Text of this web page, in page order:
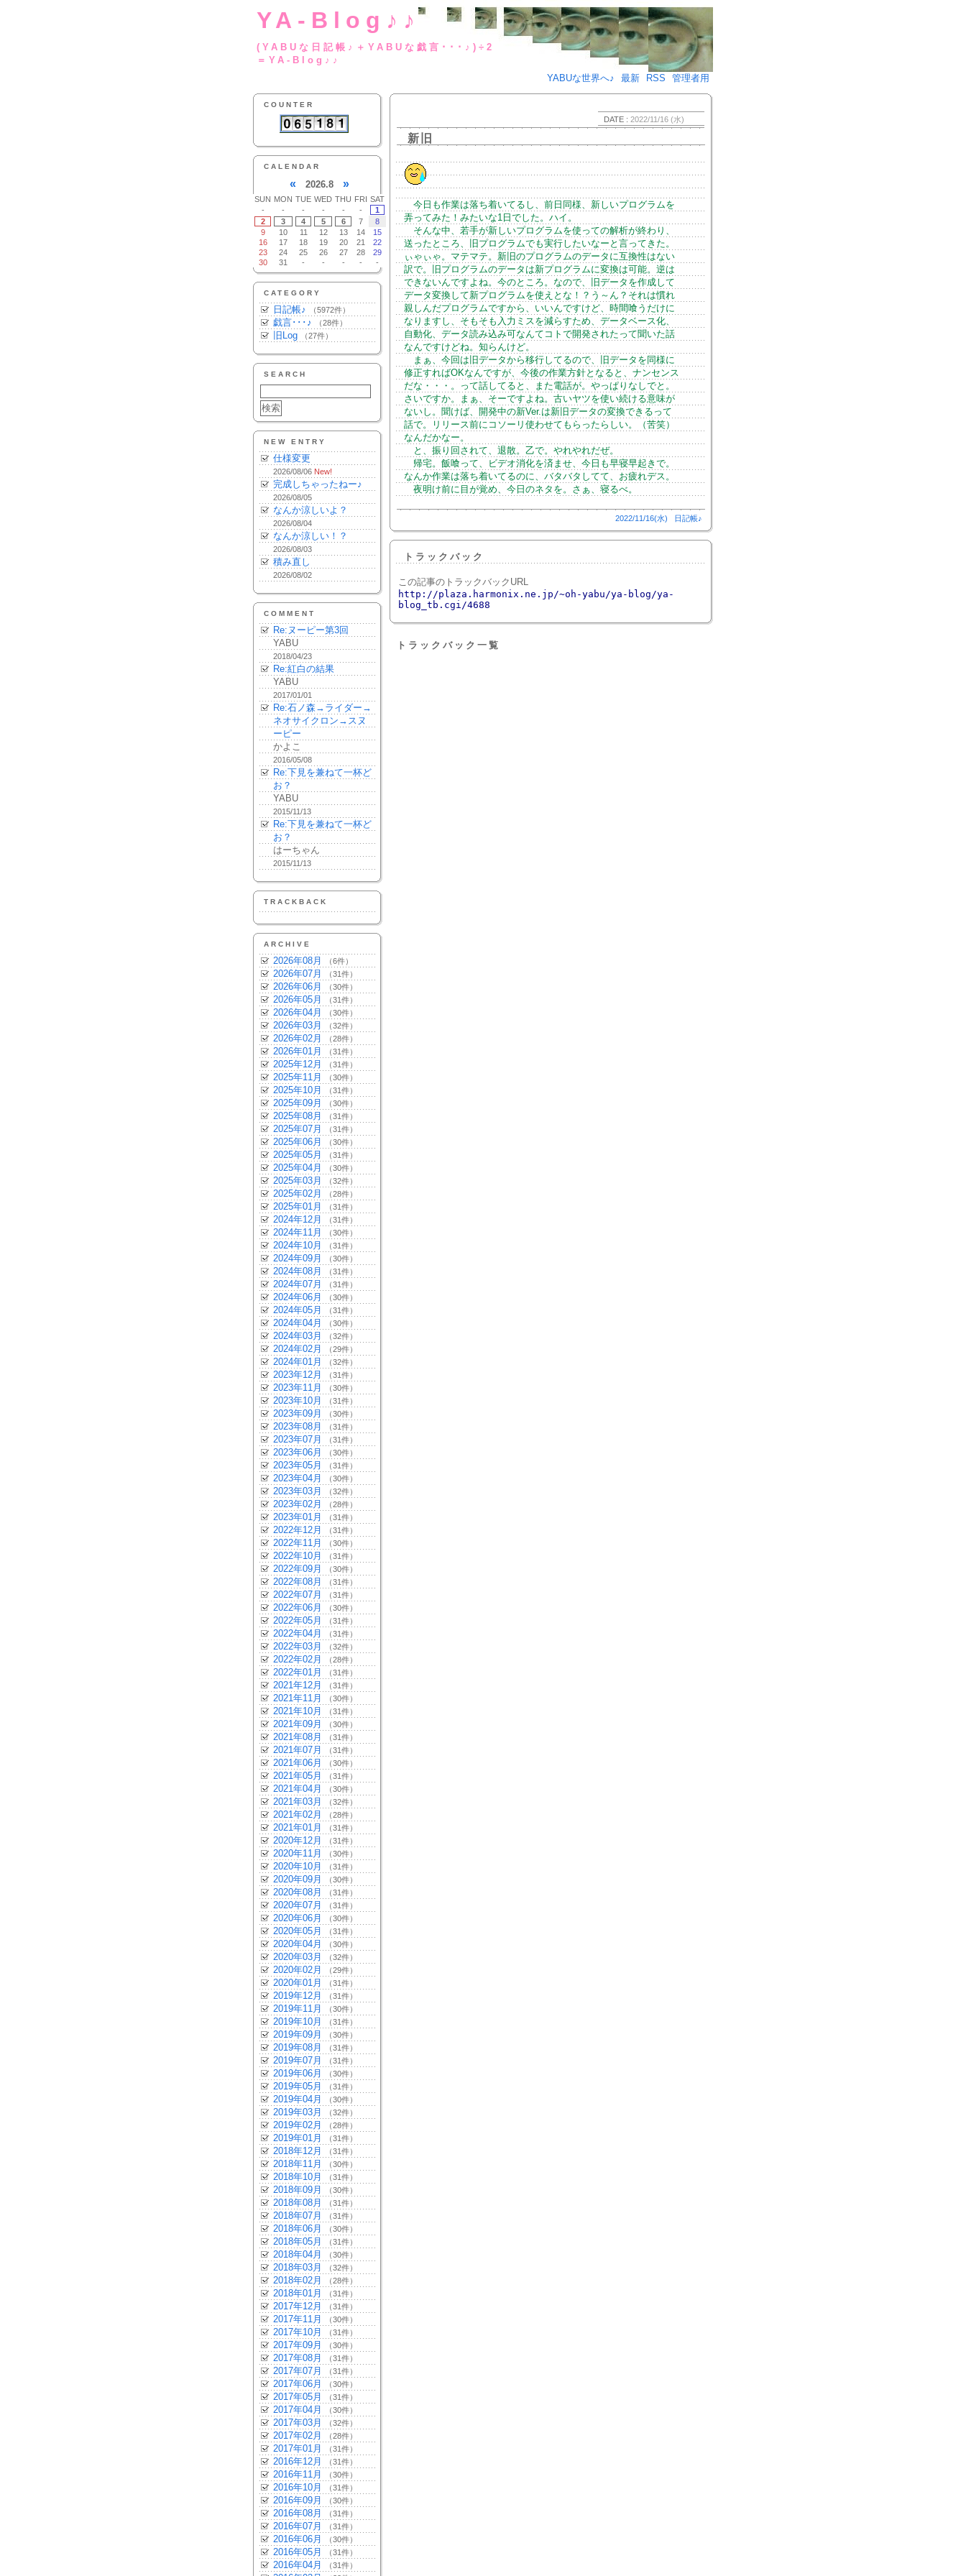
YA-Blog♪♪
(YABUな日記帳♪＋YABUな戯言･･･♪)÷2
＝YA-Blog♪♪
YABUな世界へ♪
最新 RSS 管理者用
COUNTER
CALENDAR
« 2026.8 »
SUN MON TUE WED THU FRI SAT
-
- - - - -
1
2
3 4 5 6 7
8
9
10 11 12 13 14
15
16
17 18 19 20 21
22
23
24 25 26 27 28
29
30
31 - - - - -
CATEGORY
日記帳♪ （5972件）
戯言･･･♪ （28件）
旧Log （27件）
SEARCH
NEW ENTRY
仕様変更
2026/08/06 New!
完成しちゃったねー♪
2026/08/05
なんか涼しいよ？
2026/08/04
なんか涼しい！？
2026/08/03
積み直し
2026/08/02
COMMENT
Re:ヌーピー第3回
YABU
2018/04/23
Re:紅白の結果
YABU
2017/01/01
Re:石ノ森→ライダー→
ネオサイクロン→スヌ
ーピー
かよこ
2016/05/08
Re:下見を兼ねて一杯ど
お？
YABU
2015/11/13
Re:下見を兼ねて一杯ど
お？
はーちゃん
2015/11/13
TRACKBACK
ARCHIVE
2026年08月 （6件）
2026年07月 （31件）
2026年06月 （30件）
2026年05月 （31件）
2026年04月 （30件）
2026年03月 （32件）
2026年02月 （28件）
2026年01月 （31件）
2025年12月 （31件）
2025年11月 （30件）
2025年10月 （31件）
2025年09月 （30件）
2025年08月 （31件）
2025年07月 （31件）
2025年06月 （30件）
2025年05月 （31件）
2025年04月 （30件）
2025年03月 （32件）
2025年02月 （28件）
2025年01月 （31件）
2024年12月 （31件）
2024年11月 （30件）
2024年10月 （31件）
2024年09月 （30件）
2024年08月 （31件）
2024年07月 （31件）
2024年06月 （30件）
2024年05月 （31件）
2024年04月 （30件）
2024年03月 （32件）
2024年02月 （29件）
2024年01月 （32件）
2023年12月 （31件）
2023年11月 （30件）
2023年10月 （31件）
2023年09月 （30件）
2023年08月 （31件）
2023年07月 （31件）
2023年06月 （30件）
2023年05月 （31件）
2023年04月 （30件）
2023年03月 （32件）
2023年02月 （28件）
2023年01月 （31件）
2022年12月 （31件）
2022年11月 （30件）
2022年10月 （31件）
2022年09月 （30件）
2022年08月 （31件）
2022年07月 （31件）
2022年06月 （30件）
2022年05月 （31件）
2022年04月 （31件）
2022年03月 （32件）
2022年02月 （28件）
2022年01月 （31件）
2021年12月 （31件）
2021年11月 （30件）
2021年10月 （31件）
2021年09月 （30件）
2021年08月 （31件）
2021年07月 （31件）
2021年06月 （30件）
2021年05月 （31件）
2021年04月 （30件）
2021年03月 （32件）
2021年02月 （28件）
2021年01月 （31件）
2020年12月 （31件）
2020年11月 （30件）
2020年10月 （31件）
2020年09月 （30件）
2020年08月 （31件）
2020年07月 （31件）
2020年06月 （30件）
2020年05月 （31件）
2020年04月 （30件）
2020年03月 （32件）
2020年02月 （29件）
2020年01月 （31件）
2019年12月 （31件）
2019年11月 （30件）
2019年10月 （31件）
2019年09月 （30件）
2019年08月 （31件）
2019年07月 （31件）
2019年06月 （30件）
2019年05月 （31件）
2019年04月 （30件）
2019年03月 （32件）
2019年02月 （28件）
2019年01月 （31件）
2018年12月 （31件）
2018年11月 （30件）
2018年10月 （31件）
2018年09月 （30件）
2018年08月 （31件）
2018年07月 （31件）
2018年06月 （30件）
2018年05月 （31件）
2018年04月 （30件）
2018年03月 （32件）
2018年02月 （28件）
2018年01月 （31件）
2017年12月 （31件）
2017年11月 （30件）
2017年10月 （31件）
2017年09月 （30件）
2017年08月 （31件）
2017年07月 （31件）
2017年06月 （30件）
2017年05月 （31件）
2017年04月 （30件）
2017年03月 （32件）
2017年02月 （28件）
2017年01月 （31件）
2016年12月 （31件）
2016年11月 （30件）
2016年10月 （31件）
2016年09月 （30件）
2016年08月 （31件）
2016年07月 （31件）
2016年06月 （30件）
2016年05月 （31件）
2016年04月 （31件）
DATE : 2022/11/16 (水)
新旧
今日も作業は落ち着いてるし、前日同様、新しいプログラムを
弄ってみた！みたいな1日でした。ハイ。
そんな中、若手が新しいプログラムを使っての解析が終わり、
送ったところ、旧プログラムでも実行したいなーと言ってきた。
ぃゃぃゃ。マテマテ。新旧のプログラムのデータに互換性はない
訳で。旧プログラムのデータは新プログラムに変換は可能。逆は
できないんですよね。今のところ。なので、旧データを作成して
データ変換して新プログラムを使えとな！？う～ん？それは慣れ
親しんだプログラムですから、いいんですけど、時間喰うだけに
なりますし、そもそも入力ミスを減らすため、データベース化、
自動化、データ読み込み可なんてコトで開発されたって聞いた話
なんですけどね。知らんけど。
まぁ、今回は旧データから移行してるので、旧データを同様に
修正すればOKなんですが、今後の作業方針となると、ナンセンス
だな・・・。って話してると、また電話が。やっぱりなしでと。
さいですか。まぁ、そーですよね。古いヤツを使い続ける意味が
ないし。聞けば、開発中の新Ver.は新旧データの変換できるって
話で。リリース前にコソーリ使わせてもらったらしい。（苦笑）
なんだかなー。
と、振り回されて、退散。乙で。やれやれだぜ。
帰宅。飯喰って、ビデオ消化を済ませ、今日も早寝早起きで。
なんか作業は落ち着いてるのに、バタバタしてて、お疲れデス。
夜明け前に目が覚め、今日のネタを。さぁ、寝るべ。
2022/11/16(水) 日記帳♪
トラックバック
この記事のトラックバックURL
http://plaza.harmonix.ne.jp/~oh-yabu/ya-blog/ya-
blog_tb.cgi/4688
トラックバック一覧